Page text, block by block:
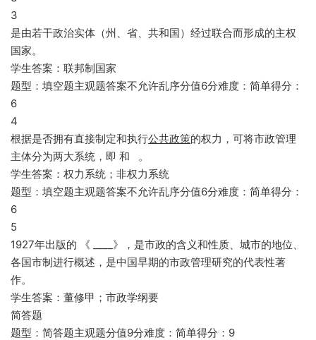
3
是由若干政治实体（州、省、共和国）经过联合而形成的主权
国家。
学生答案：联邦制国家
题型：填空题主观题答案不允许乱序分值6分难度：简单得分：
6
4
根据是否拥有直接制定和执行公共政策的权力，可将市政管理
主体分为两大系统，即 和 。
学生答案：权力系统；非权力系统
题型：填空题主观题答案不允许乱序分值6分难度：简单得分：
6
5
1927年出版的 《 ____》，是市政的含义和性质、城市的地位、
各国市制进行概述，是中国早期的市政管理研究的代表性著
作。
学生答案：董修甲；市政学纲要
简答题
题型：简答题主观题分值9分难度：简单得分：9